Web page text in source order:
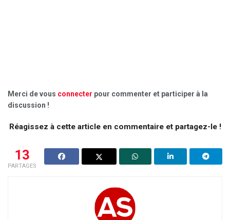
Merci de vous connecter pour commenter et participer à la
discussion !
Réagissez à cette article en commentaire et partagez-le !
13
PARTAGES